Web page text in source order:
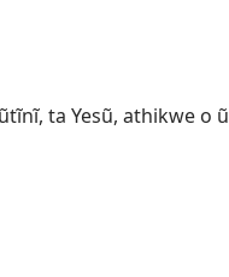
ta Yesũ, athikwe o